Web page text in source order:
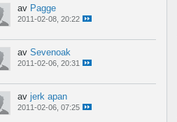
av Pagge
2011-02-08, 20:22
av Sevenoak
2011-02-06, 20:31
av jerk apan
2011-02-06, 07:25